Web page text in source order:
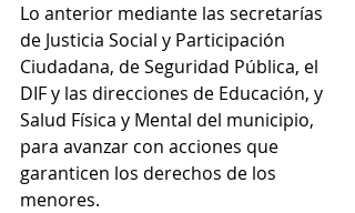
Lo anterior mediante las secretarías
de Justicia Social y Participación
Ciudadana, de Seguridad Pública, el
DIF y las direcciones de Educación, y
Salud Física y Mental del municipio,
para avanzar con acciones que
garanticen los derechos de los
menores.